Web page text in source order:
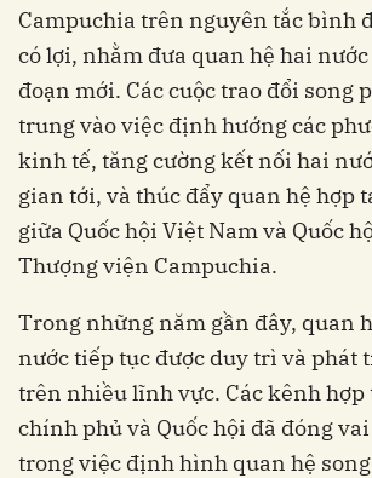
Campuchia trên nguyên tắc bình
có lợi, nhằm đưa quan hệ hai
đoạn mới. Các cuộc trao đổi song
trung vào việc định hướng các
kinh tế, tăng cường kết nối hai
gian tới, và thúc đẩy quan hệ hợp
giữa Quốc hội Việt Nam và Quốc
Thượng viện Campuchia.
Trong những năm gần đây, quan
nước tiếp tục được duy trì và phát
trên nhiều lĩnh vực. Các kênh hợp
chính phủ và Quốc hội đã đóng
trong việc định hình quan hệ